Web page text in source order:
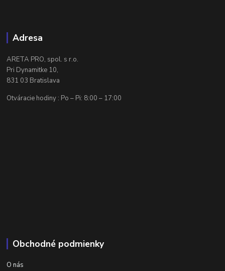
Adresa
ARETA PRO, spol. s r.o.
Pri Dynamitke 10,
831 03 Bratislava
Otváracie hodiny : Po – Pi: 8:00 – 17:00
Obchodné podmienky
O nás